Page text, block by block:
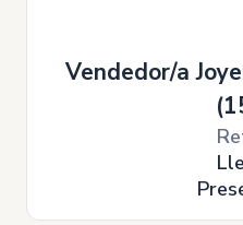
Vendedor/a